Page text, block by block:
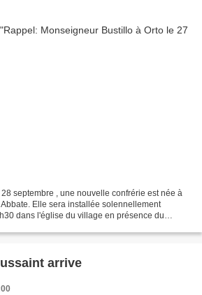
septembre , une nouvelle confrérie est née à
Elle sera installée solennellement
dans l'église du village en présence du
arrive